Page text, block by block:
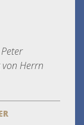
von Herrn